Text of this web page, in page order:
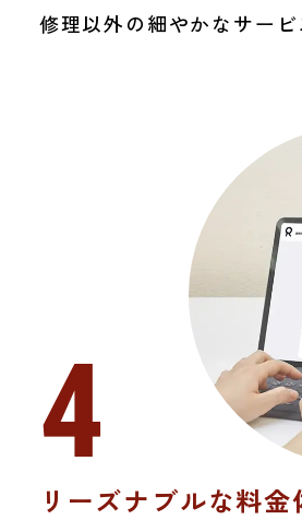
修理以外の細やかなサー
4
リーズナブルな料金